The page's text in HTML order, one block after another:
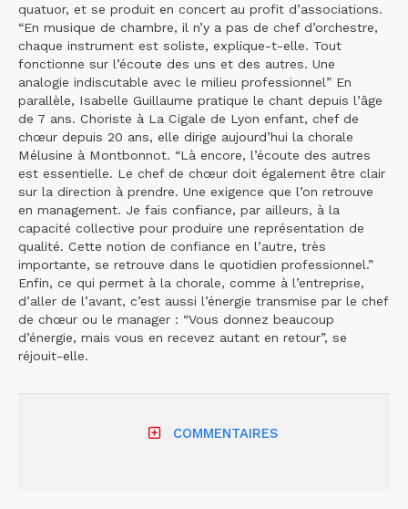
quatuor, et se produit en concert au profit d’associations.
“En musique de chambre, il n’y a pas de chef d’orchestre,
chaque instrument est soliste, explique-t-elle. Tout
fonctionne sur l’écoute des uns et des autres. Une
analogie indiscutable avec le milieu professionnel” En
parallèle, Isabelle Guillaume pratique le chant depuis l’âge
de 7 ans. Choriste à La Cigale de Lyon enfant, chef de
chœur depuis 20 ans, elle dirige aujourd’hui la chorale
Mélusine à Montbonnot. “Là encore, l’écoute des autres
est essentielle. Le chef de chœur doit également être clair
sur la direction à prendre. Une exigence que l’on retrouve
en management. Je fais confiance, par ailleurs, à la
capacité collective pour produire une représentation de
qualité. Cette notion de confiance en l’autre, très
importante, se retrouve dans le quotidien professionnel.”
Enfin, ce qui permet à la chorale, comme à l’entreprise,
d’aller de l’avant, c’est aussi l’énergie transmise par le chef
de chœur ou le manager : “Vous donnez beaucoup
d’énergie, mais vous en recevez autant en retour”, se
réjouit-elle.
COMMENTAIRES